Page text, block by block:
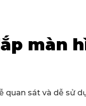
màn
quan sát và dễ sử